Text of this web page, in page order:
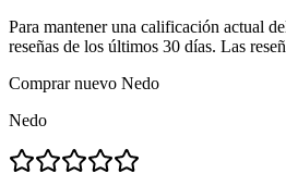
Para mantener una calificación actual
reseñas de los últimos 30 días. Las
Comprar nuevo Nedo
Nedo